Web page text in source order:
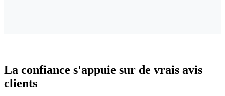
La confiance s'appuie sur de vrais avis
clients